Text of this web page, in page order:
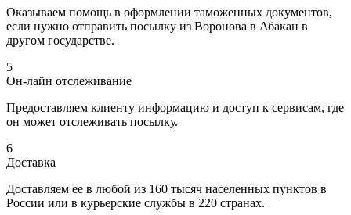
Оказываем помощь в оформлении таможенных документов,
если нужно отправить посылку из Воронова в Абакан в
другом государстве.
5
Он-лайн отслеживание
Предоставляем клиенту информацию и доступ к сервисам, где
он может отслеживать посылку.
6
Доставка
Доставляем ее в любой из 160 тысяч населенных пунктов в
России или в курьерские службы в 220 странах.